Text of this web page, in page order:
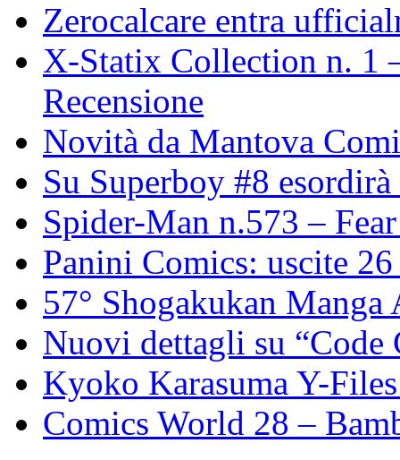
Zerocalcare entra
X-Statix Collection n. 1
Recensione
Novità da Mantova
Su Superboy #8
Spider-Man n.573 –
Panini Comics: uscite
57° Shogakukan
Nuovi dettagli su “Code
Kyoko Karasuma Y-
Comics World 28 –